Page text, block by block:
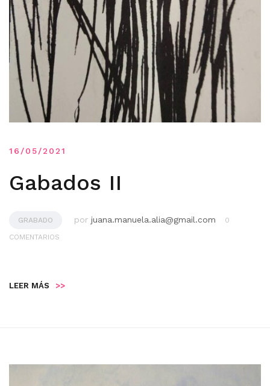
16/05/2021
Gabados II
GRABADO por juana.manuela.alia@gmail.com
0
COMENTARIOS
LEER MÁS >>